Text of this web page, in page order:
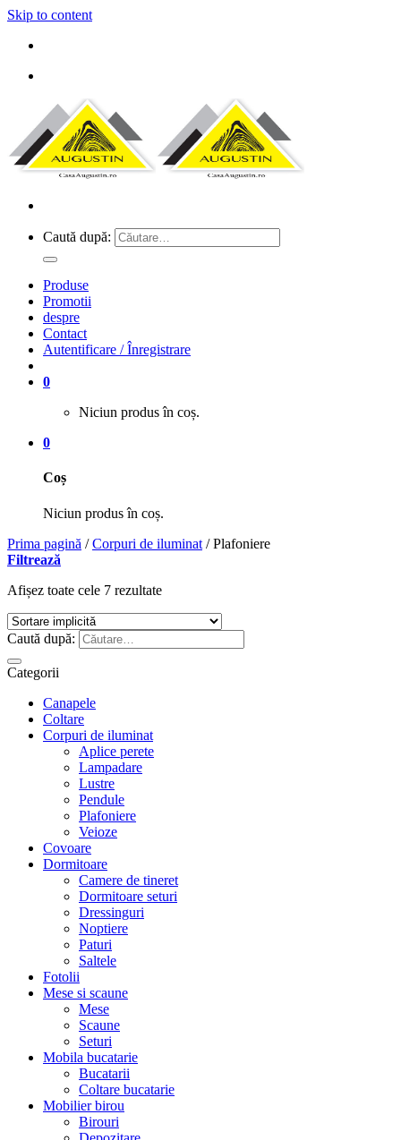
Skip to content
Caută după:
Produse
Promotii
despre
Contact
Autentificare / Înregistrare
0
Niciun produs în coș.
0
Coș
Niciun produs în coș.
Prima pagină / Corpuri de iluminat /Plafoniere
Filtrează
Afișez toate cele 7 rezultate
Caută după:
Categorii
Canapele
Coltare
Corpuri de iluminat
Aplice perete
Lampadare
Lustre
Pendule
Plafoniere
Veioze
Covoare
Dormitoare
Camere de tineret
Dormitoare seturi
Dressinguri
Noptiere
Paturi
Saltele
Fotolii
Mese si scaune
Mese
Scaune
Seturi
Mobila bucatarie
Bucatarii
Coltare bucatarie
Mobilier birou
Birouri